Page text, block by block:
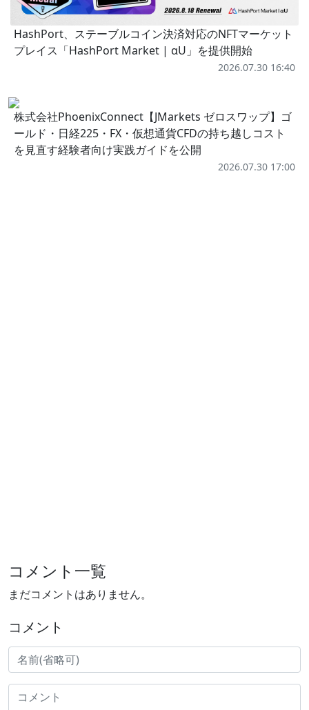
HashPort、ステーブルコイン決済対応のNFTマーケット
プレイス「HashPort Market | αU」を提供開始
2026.07.30 16:40
株式会社PhoenixConnect【JMarkets ゼロスワップ】ゴ
ールド・日経225・FX・仮想通貨CFDの持ち越しコスト
を見直す経験者向け実践ガイドを公開
2026.07.30 17:00
コメント一覧
まだコメントはありません。
コメント